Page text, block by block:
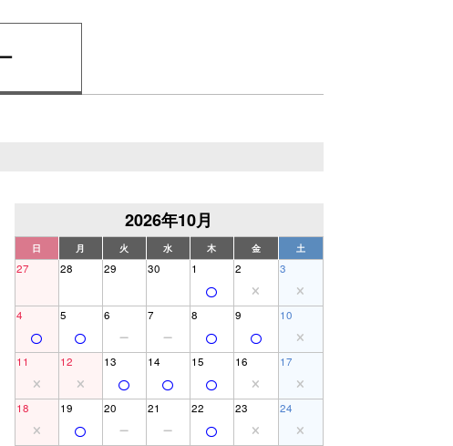
2026年10月
日 月 火 水 木 金 土
27 28 29 30 1 2 3
4 5 6 7 8 9 10
11 12 13 14 15 16 17
18 19 20 21 22 23 24